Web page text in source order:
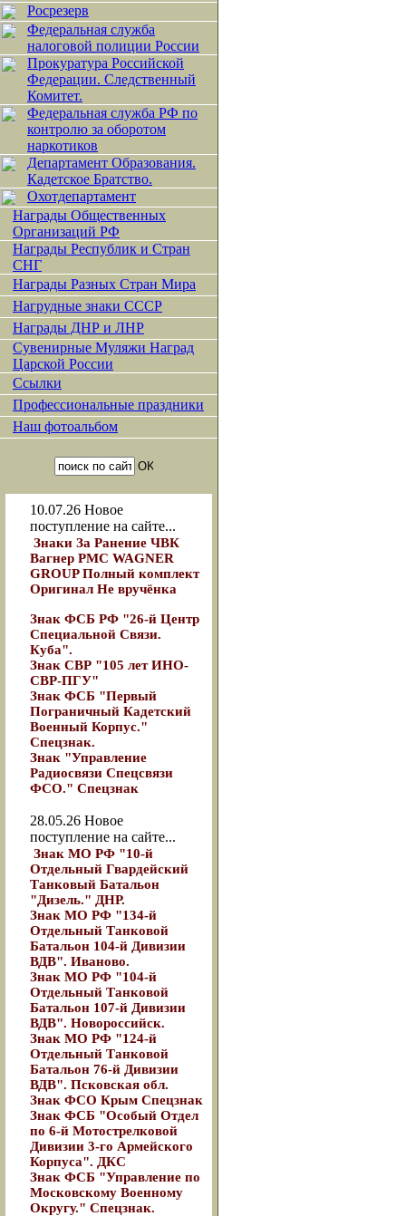
Росрезерв
Федеральная служба
налоговой полиции России
Прокуратура Российской
Федерации. Следственный
Комитет.
Федеральная служба РФ по
контролю за оборотом
наркотиков
Департамент Образования.
Кадетское Братство.
Охотдепартамент
Награды Общественных
Организаций РФ
Награды Республик и Стран
СНГ
Награды Разных Стран Мира
Нагрудные знаки СССР
Награды ДНР и ЛНР
Сувенирные Муляжи Наград
Царской России
Ссылки
Профессиональные праздники
Наш фотоальбом
10.07.26 Новое
поступление на сайте...
Знаки За Ранение ЧВК
Вагнер РМС WAGNER
GROUP Полный комплект
Оригинал Не вручёнка
Знак ФСБ РФ "26-й Центр
Специальной Связи.
Куба".
Знак СВР "105 лет ИНО-
СВР-ПГУ"
Знак ФСБ "Первый
Пограничный Кадетский
Военный Корпус."
Спецзнак.
Знак "Управление
Радиосвязи Спецсвязи
ФСО." Спецзнак
28.05.26 Новое
поступление на сайте...
Знак МО РФ "10-й
Отдельный Гвардейский
Танковый Батальон
"Дизель." ДНР.
Знак МО РФ "134-й
Отдельный Танковой
Батальон 104-й Дивизии
ВДВ". Иваново.
Знак МО РФ "104-й
Отдельный Танковой
Батальон 107-й Дивизии
ВДВ". Новороссийск.
Знак МО РФ "124-й
Отдельный Танковой
Батальон 76-й Дивизии
ВДВ". Псковская обл.
Знак ФСО Крым Спецзнак
Знак ФСБ "Особый Отдел
по 6-й Мотострелковой
Дивизии 3-го Армейского
Корпуса". ДКС
Знак ФСБ "Управление по
Московскому Военному
Округу." Спецзнак.